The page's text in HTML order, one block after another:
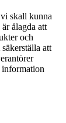
skall kunna
ålagda att
och
att
information